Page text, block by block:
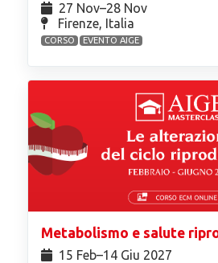
27 Nov⁠–28 Nov
Firenze, Italia
CORSO EVENTO AIGE
Metabolismo e salute
15 Feb⁠–14 Giu 2027